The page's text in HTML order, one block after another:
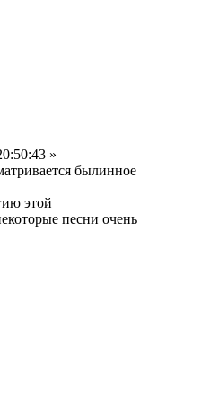
»
былинное
этой
песни очень